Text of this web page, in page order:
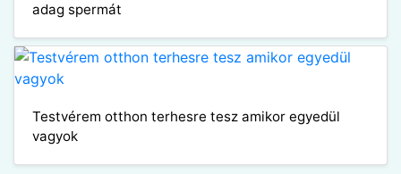
adag spermát
Testvérem otthon terhesre tesz amikor egyedül
vagyok